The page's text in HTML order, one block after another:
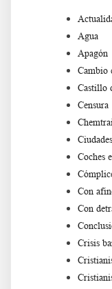
Agua
Apagón
Cambio
Castillo
Censura
Coches
Con
Con
Crisis